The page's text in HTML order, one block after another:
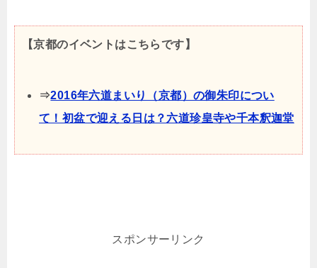
【京都のイベントはこちらです】
⇒2016年六道まいり（京都）の御朱印につい
て！初盆で迎える日は？六道珍皇寺や千本釈迦堂
スポンサーリンク